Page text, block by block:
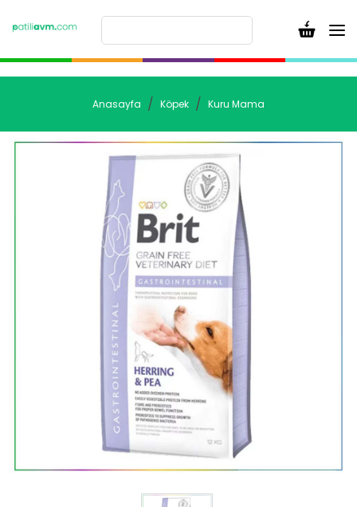
Anasayfa Köpek Kuru Mama